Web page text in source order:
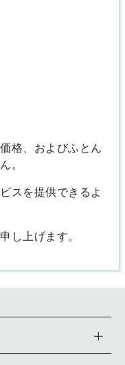
格、およびふとん
。
スを提供できるよ
し上げます。